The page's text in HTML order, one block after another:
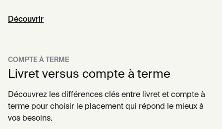
Découvrir
COMPTE À TERME
Livret versus compte à terme
Découvrez les différences clés entre livret et compte à
terme pour choisir le placement qui répond le mieux à
vos besoins.